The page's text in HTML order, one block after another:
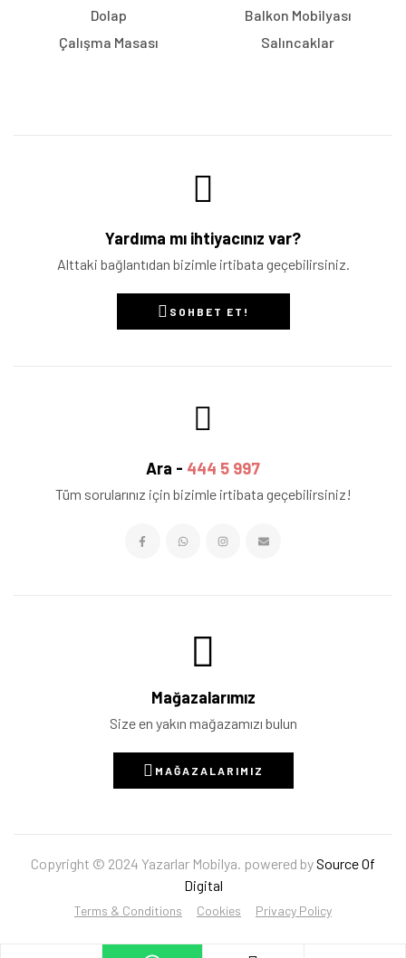
Dolap
Çalışma Masası
Balkon Mobilyası
Salıncaklar
Yardıma mı ihtiyacınız var?
Alttaki bağlantıdan bizimle irtibata geçebilirsiniz.
SOHBET ET!
Ara - 444 5 997
Tüm sorularınız için bizimle irtibata geçebilirsiniz!
Mağazalarımız
Size en yakın mağazamızı bulun
MAĞAZALARIMIZ
Copyright © 2024 Yazarlar Mobilya. powered bySource Of
Digital
Terms & Conditions Cookies Privacy Policy